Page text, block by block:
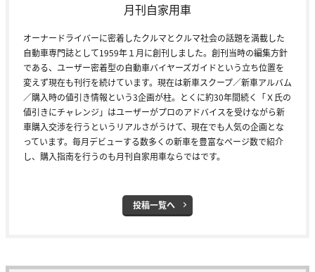
月刊自家用車
オーナードライバーに密着したクルマとクルマ社会の話題を満載した
自動車専門誌として1959年１月に創刊しました。創刊当時の編集方針
である、ユーザー密着型の自動車バイヤーズガイドという立ち位置を
変えず現在も刊行を続けています。現在は新車スクープ／新車アルバム
／購入時の値引き情報という3企画が柱。とくに約30年間続く「Ｘ氏の
値引きにチャレンジ」はユーザーがプロのアドバイスを受けながら新
車購入交渉を行うというリアルさがうけて、現在でも人気の企画とな
っています。毎月デビューする数多くの新車を豊富なページ数で紹介
し、購入指南を行うのも月刊自家用車ならではです。
投稿一覧へ